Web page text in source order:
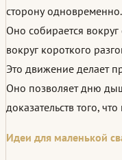
сторону
Оно собирается вокруг
вокруг короткого
Это движение делает
Оно позволяет дню
доказательств того,
Идеи для маленькой